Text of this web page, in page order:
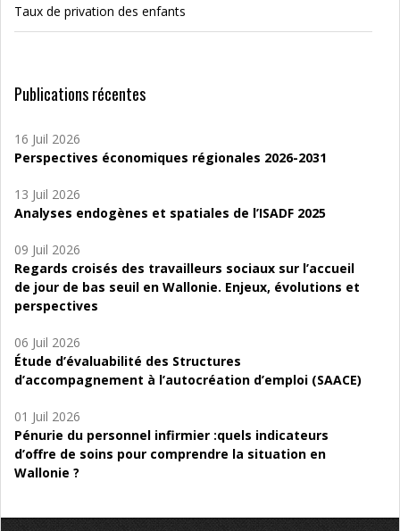
Taux de privation des enfants
Publications récentes
16 Juil 2026
Perspectives économiques régionales 2026-2031
13 Juil 2026
Analyses endogènes et spatiales de l’ISADF 2025
09 Juil 2026
Regards croisés des travailleurs sociaux sur l’accueil
de jour de bas seuil en Wallonie. Enjeux, évolutions et
perspectives
06 Juil 2026
Étude d’évaluabilité des Structures
d’accompagnement à l’autocréation d’emploi (SAACE)
01 Juil 2026
Pénurie du personnel infirmier :quels indicateurs
d’offre de soins pour comprendre la situation en
Wallonie ?